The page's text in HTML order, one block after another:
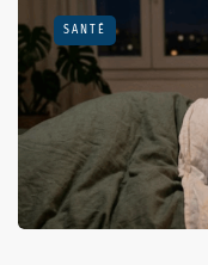
SANTÉ